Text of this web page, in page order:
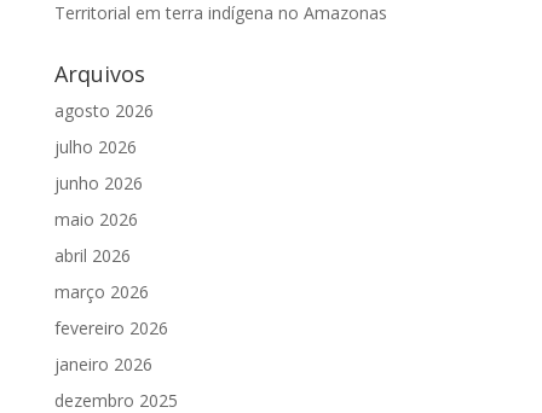
Territorial em terra indígena no Amazonas
Arquivos
agosto 2026
julho 2026
junho 2026
maio 2026
abril 2026
março 2026
fevereiro 2026
janeiro 2026
dezembro 2025